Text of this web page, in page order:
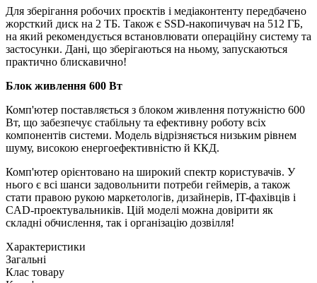
Для зберігання робочих проєктів і медіаконтенту передбачено
жорсткий диск на 2 ТБ. Також є SSD-накопичувач на 512 ГБ,
на який рекомендується встановлювати операційну систему та
застосунки. Дані, що зберігаються на ньому, запускаються
практично блискавично!
Блок живлення 600 Вт
Комп'ютер поставляється з блоком живлення потужністю 600
Вт, що забезпечує стабільну та ефективну роботу всіх
компонентів системи. Модель відрізняється низьким рівнем
шуму, високою енергоефективністю й ККД.
Комп'ютер орієнтовано на широкий спектр користувачів. У
нього є всі шанси задовольнити потреби геймерів, а також
стати правою рукою маркетологів, дизайнерів, IT-фахівців і
CAD-проектувальників. Цій моделі можна довірити як
складні обчислення, так і організацію дозвілля!
Характеристики
Загальні
Клас товару